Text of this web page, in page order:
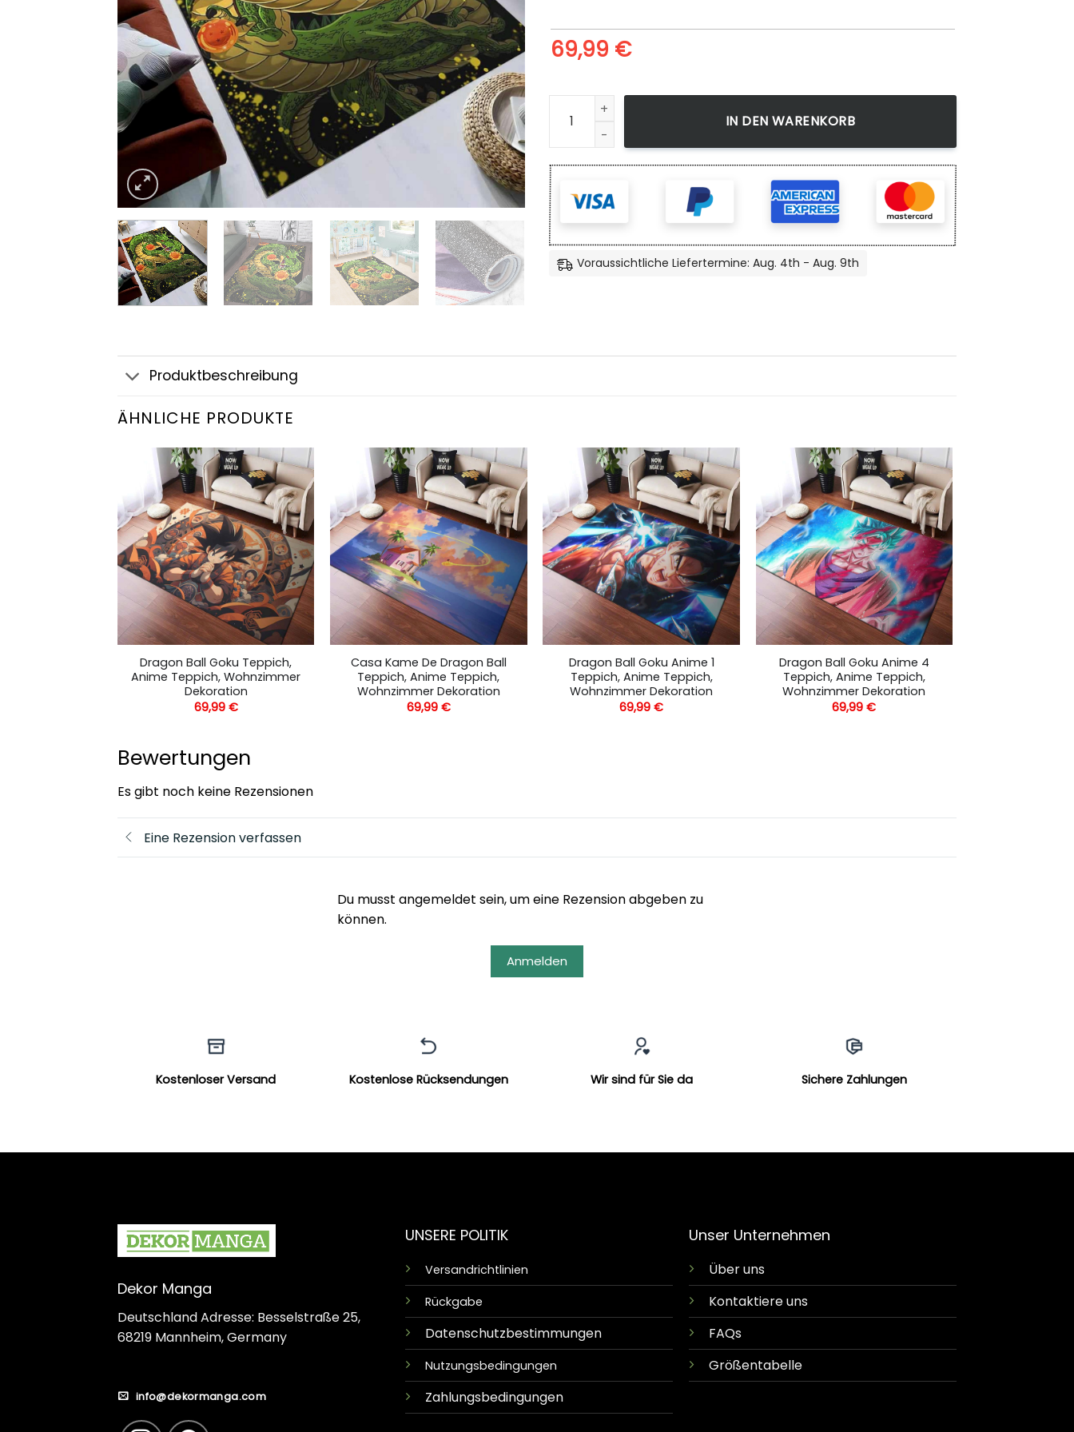
69,99 €
Shenron Dragon Ball Teppich, Anime Teppich, Wohnzimmer Dekoration Menge
IN DEN WARENKORB
Voraussichtliche Liefertermine: Aug. 4th - Aug. 9th
Produktbeschreibung
ÄHNLICHE PRODUKTE
Dragon Ball Goku Teppich,
Anime Teppich, Wohnzimmer
Dekoration
69,99 €
Casa Kame De Dragon Ball
Teppich, Anime Teppich,
Wohnzimmer Dekoration
69,99 €
Dragon Ball Goku Anime 1
Teppich, Anime Teppich,
Wohnzimmer Dekoration
69,99€
Dragon Ball Goku Anime 4
Teppich, Anime Teppich,
Wohnzimmer Dekoration
69,99€
Bewertungen
Es gibt noch keine Rezensionen
Eine Rezension verfassen
Du musst angemeldet sein, um eine Rezension abgeben zu
können.
Anmelden
Kostenloser Versand Kostenlose Rücksendungen Wir sind für Sie da Sichere Zahlungen
Dekor Manga
Deutschland Adresse: Besselstraße 25,
68219 Mannheim, Germany
info@dekormanga.com
UNSERE POLITIK
Versandrichtlinien
Rückgabe
Datenschutzbestimmungen
Nutzungsbedingungen
Zahlungsbedingungen
Unser Unternehmen
Über uns
Kontaktiere uns
FAQs
Größentabelle